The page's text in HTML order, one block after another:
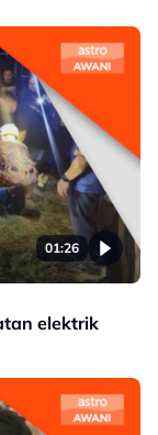
01:26
elektrik